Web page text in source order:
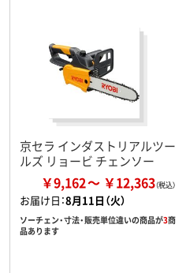
京セラ インダストリアルツー
ルズ リョービ チェンソー
￥9,162 ￥12,363
お届け日：8月11日（火）
ソーチェン・寸法・販売単位違いの商品が3商
品あります